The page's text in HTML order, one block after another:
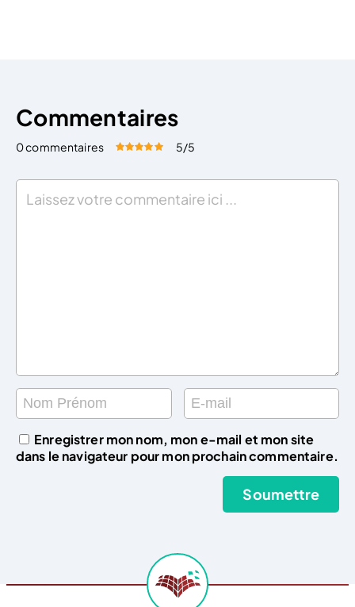
Commentaires
0 commentaires Évaluez cet article:
5/5
Enregistrer mon nom, mon e-mail et mon site
dans le navigateur pour mon prochain commentaire.